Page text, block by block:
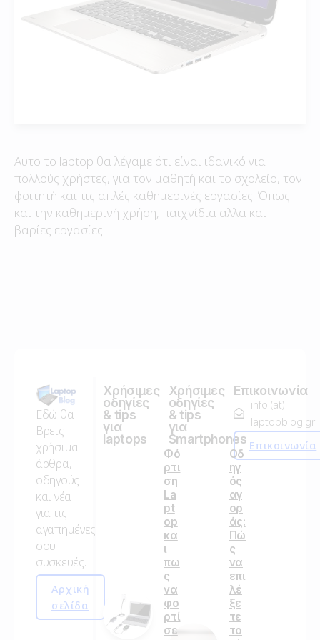
Αυτο το laptop θα λέγαμε ότι είναι ιδανικό για
πολλούς χρήστες, για τον μαθητή και το σχολείο, τον
φοιτητή και τις απλές καθημερινές εργασίες. Όπως
και την καθημερινή χρήση, παιχνίδια αλλα και
βαρίες εργασίες.
Εδώ θα
Βρεις
χρήσιμα
άρθρα,
οδηγούς
και νέα
για τις
αγαπημένες
σου
συσκευές.
Αρχική
σελίδα
Χρήσιμες
οδηγίες
& tips
για
laptops
Φό
ρτι
ση
La
pt
op
κα
ι
πω
ς
να
φο
ρτί
σε
Χρήσιμες
οδηγίες
& tips
για
Smartphones
Οδ
ηγ
ός
αγ
ορ
άς:
Πώ
ς
να
επι
λέ
ξε
τε
το
Επικοινωνία
info (at)
laptopblog.gr
Επικοινωνία